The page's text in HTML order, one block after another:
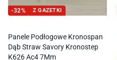
-32% Z GAZETKI
Panele Podłogowe Kronospan
Dąb Straw Savory Kronostep
K626 Ac4 7Mm